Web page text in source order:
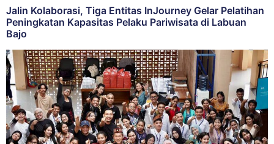
Jalin Kolaborasi, Tiga Entitas InJourney Gelar Pelatihan
Peningkatan Kapasitas Pelaku Pariwisata di Labuan
Bajo